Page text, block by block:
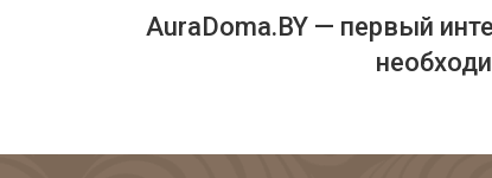
AuraDoma.BY — первый